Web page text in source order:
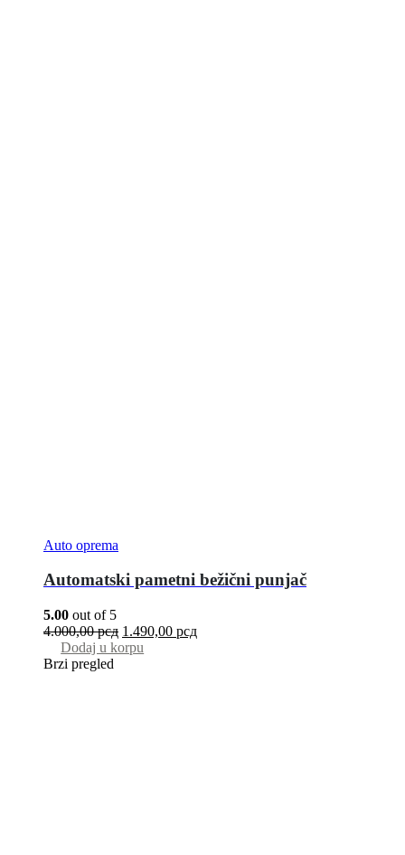
Auto oprema
Automatski pametni bežični punjač
5.00 out of 5
4.000,00рсд 1.490,00 рсд
Dodaj u korpu
Brzi pregled